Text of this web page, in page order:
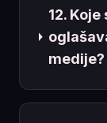
12.
medije?